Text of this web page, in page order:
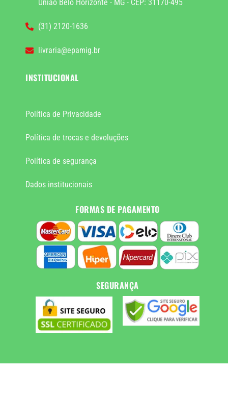
União Belo Horizonte - MG - CEP: 31170-495
(31) 2120-1636
livraria@epamig.br
INSTITUCIONAL
Política de Privacidade
Política de trocas e devoluções
Política de segurança
Dados institucionais
FORMAS DE PAGAMENTO
SEGURANÇA